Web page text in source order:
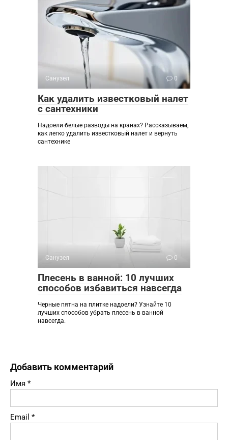
Санузел 0
Как удалить известковый налет
с сантехники
Надоели белые разводы на кранах? Рассказываем,
как легко удалить известковый налет и вернуть
сантехнике
Санузел 0
Плесень в ванной: 10 лучших
способов избавиться навсегда
Черные пятна на плитке надоели? Узнайте 10
лучших способов убрать плесень в ванной
навсегда.
Добавить комментарий
Имя *
Email *